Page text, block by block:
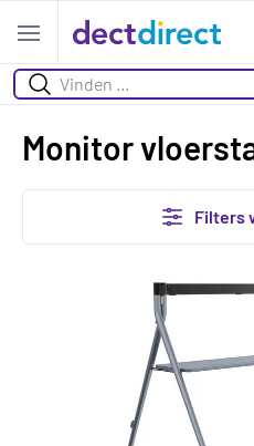
Open menu
Zoeken
Monitor
Filters